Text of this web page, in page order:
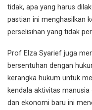
tidak, apa yang harus
pastian ini menghasilkan
perselisihan yang tidak
Prof Elza Syarief juga
bersentuhan dengan
kerangka hukum untuk
kendala aktivitas
dan ekonomi baru ini